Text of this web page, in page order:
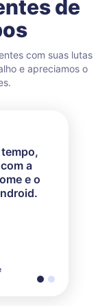
de
com suas lutas
e apreciamos o
a
e o
mas